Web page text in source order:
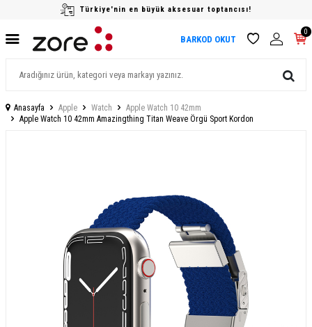
Türkiye'nin en büyük aksesuar toptancısı!
BARKOD OKUT
0
Anasayfa Apple Watch
Apple Watch 10 42mm
Apple Watch 10 42mm Amazingthing Titan Weave Örgü Sport Kordon